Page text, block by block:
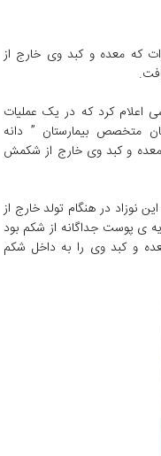
که معده و کبد وی خارج از
اعلام کرد که در یک عملیات
متخصص بیمارستان ” دانه
معده و کبد وی خارج از شکمش
نوزاد در هنگام تولد خارج از
ی پوست جداگانه از شکم بود
و کبد وی را به داخل شکم